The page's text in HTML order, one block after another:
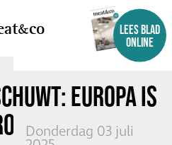
co
LEES BLAD
ONLINE
EUROPA IS
KWIJT
Donderdag 03 juli